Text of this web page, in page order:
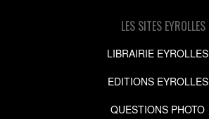
LES SITES EYROLLES
LIBRAIRIE EYROLLES
EDITIONS EYROLLES
QUESTIONS PHOTO